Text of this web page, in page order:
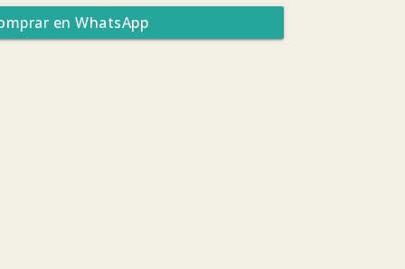
en WhatsApp